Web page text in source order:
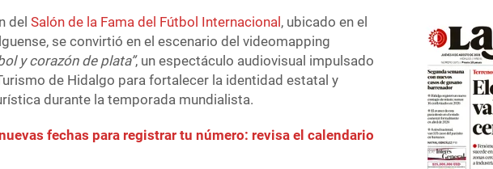
delSalón de la Fama del Fútbol Internacional , ubicado en el
se convirtió en el escenario del videomapping
y corazón de plata”, un espectáculo audiovisual impulsado
de Hidalgo para fortalecer la identidad estatal y
durante la temporada mundialista.
fechas para registrar tu número: revisa el calendario